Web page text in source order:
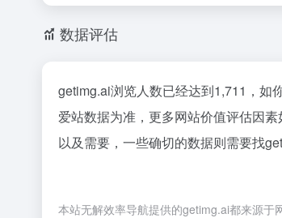
数据评估
getimg.ai浏览人数已经达到1,711，如
爱站数据为准，更多网站价值评估因
以及需要，一些确切的数据则需要找
本站无解效率导航提供的getimg.ai都来源